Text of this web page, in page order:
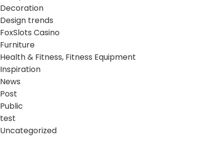
Decoration
Design trends
FoxSlots Casino
Furniture
Health & Fitness, Fitness Equipment
Inspiration
News
Post
Public
test
Uncategorized